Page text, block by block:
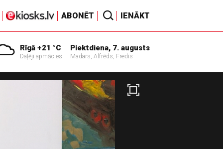
ABONĒT IENĀKT
Rīgā +21 °C
Daļēji apmācies
Piektdiena, 7. augusts
Madars, Alfrēds, Fredis